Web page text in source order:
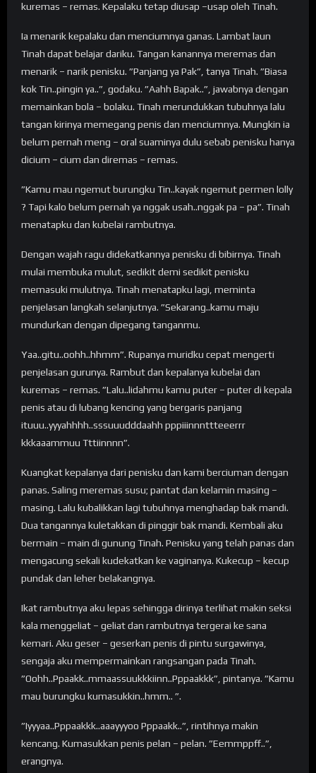
kuremas – remas. Kepalaku tetap diusap –usap oleh Tinah.
Ia menarik kepalaku dan menciumnya ganas. Lambat laun
Tinah dapat belajar dariku. Tangan kanannya meremas dan
menarik – narik penisku. ”Panjang ya Pak”, tanya Tinah. ”Biasa
kok Tin..pingin ya..”, godaku. ”Aahh Bapak..”, jawabnya dengan
memainkan bola – bolaku. Tinah merundukkan tubuhnya lalu
tangan kirinya memegang penis dan menciumnya. Mungkin ia
belum pernah meng – oral suaminya dulu sebab penisku hanya
dicium – cium dan diremas – remas.
”Kamu mau ngemut burungku Tin..kayak ngemut permen lolly
? Tapi kalo belum pernah ya nggak usah..nggak pa – pa”. Tinah
menatapku dan kubelai rambutnya.
Dengan wajah ragu didekatkannya penisku di bibirnya. Tinah
mulai membuka mulut, sedikit demi sedikit penisku
memasuki mulutnya. Tinah menatapku lagi, meminta
penjelasan langkah selanjutnya. ”Sekarang..kamu maju
mundurkan dengan dipegang tanganmu.
Yaa..gitu..oohh..hhmm”. Rupanya muridku cepat mengerti
penjelasan gurunya. Rambut dan kepalanya kubelai dan
kuremas – remas. ”Lalu..lidahmu kamu puter – puter di kepala
penis atau di lubang kencing yang bergaris panjang
ituuu..yyyahhhh..sssuuudddaahh pppiiinnnttteeerrr
kkkaaammuu Tttiinnnn”.
Kuangkat kepalanya dari penisku dan kami berciuman dengan
panas. Saling meremas susu; pantat dan kelamin masing –
masing. Lalu kubalikkan lagi tubuhnya menghadap bak mandi.
Dua tangannya kuletakkan di pinggir bak mandi. Kembali aku
bermain – main di gunung Tinah. Penisku yang telah panas dan
mengacung sekali kudekatkan ke vaginanya. Kukecup – kecup
pundak dan leher belakangnya.
Ikat rambutnya aku lepas sehingga dirinya terlihat makin seksi
kala menggeliat – geliat dan rambutnya tergerai ke sana
kemari. Aku geser – geserkan penis di pintu surgawinya,
sengaja aku mempermainkan rangsangan pada Tinah.
”Oohh..Ppaakk..mmaassuukkkiinn..Pppaakkk”, pintanya. ”Kamu
mau burungku kumasukkin..hmm.. ”.
”Iyyyaa..Pppaakkk..aaayyyoo Pppaakk..”, rintihnya makin
kencang. Kumasukkan penis pelan – pelan. ”Eemmppff..”,
erangnya.